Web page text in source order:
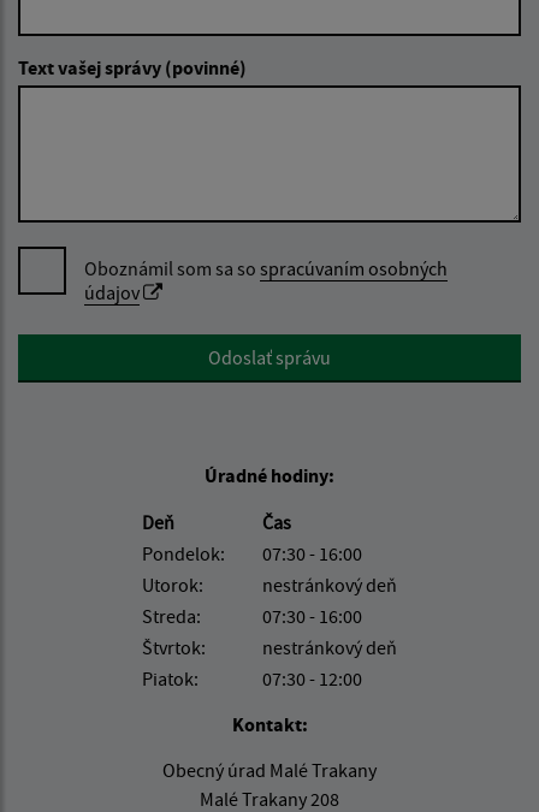
Text vašej správy (povinné)
Oboznámil som sa so spracúvaním osobných
údajov
Google reCaptcha ResponseOdoslať správu
Úradné hodiny:
Deň
Čas
Pondelok:
07:30 - 16:00
Utorok:
nestránkový deň
Streda:
07:30 - 16:00
Štvrtok:
nestránkový deň
Piatok:
07:30 - 12:00
Kontakt:
Obecný úrad Malé Trakany
Malé Trakany 208